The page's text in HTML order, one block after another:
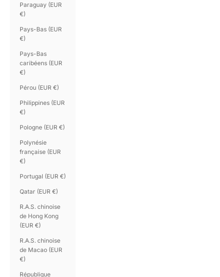
Paraguay (EUR
€)
Pays-Bas (EUR
€)
Pays-Bas
caribéens (EUR
€)
Pérou (EUR €)
Philippines (EUR
€)
Pologne (EUR €)
Polynésie
française (EUR
€)
Portugal (EUR €)
Qatar (EUR €)
R.A.S. chinoise
de Hong Kong
(EUR €)
R.A.S. chinoise
de Macao (EUR
€)
République